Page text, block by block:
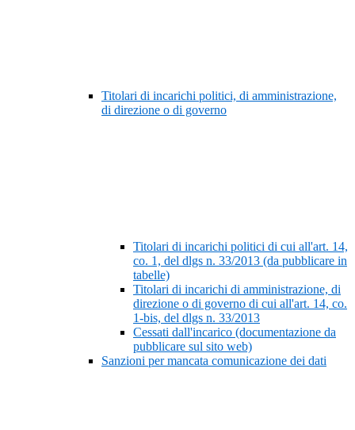
Titolari di incarichi politici, di amministrazione,
di direzione o di governo
Titolari di incarichi politici di cui all'art. 14,
co. 1, del dlgs n. 33/2013 (da pubblicare in
tabelle)
Titolari di incarichi di amministrazione, di
direzione o di governo di cui all'art. 14, co.
1-bis, del dlgs n. 33/2013
Cessati dall'incarico (documentazione da
pubblicare sul sito web)
Sanzioni per mancata comunicazione dei dati